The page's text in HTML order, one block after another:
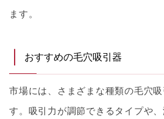
ます。
おすすめの毛穴吸引器
市場には、さまざまな種類の毛穴
す。吸引力が調節できるタイプや